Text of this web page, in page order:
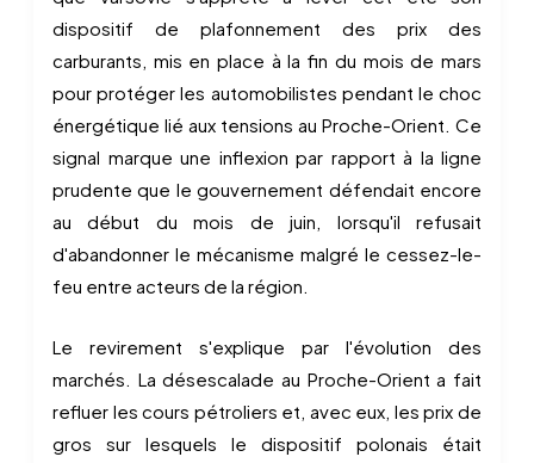
dispositif de plafonnement des prix des
carburants, mis en place à la fin du mois de mars
pour protéger les automobilistes pendant le choc
énergétique lié aux tensions au Proche-Orient. Ce
signal marque une inflexion par rapport à la ligne
prudente que le gouvernement défendait encore
au début du mois de juin, lorsqu'il refusait
d'abandonner le mécanisme malgré le cessez-le-
feu entre acteurs de la région.
Le revirement s'explique par l'évolution des
marchés. La désescalade au Proche-Orient a fait
refluer les cours pétroliers et, avec eux, les prix de
gros sur lesquels le dispositif polonais était